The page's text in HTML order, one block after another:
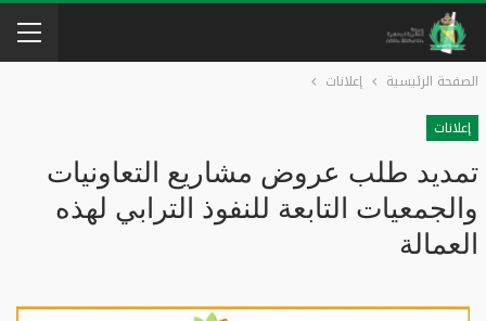
الصفحة الرئيسية
إعلانات
إعلانات
تمديد طلب عروض مشاريع التعاونيات
والجمعيات التابعة للنفوذ الترابي لهذه
العمالة